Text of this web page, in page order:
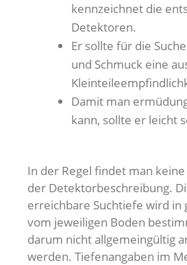
kennzeichnet die
Detektoren.
Er sollte für die
und Schmuck eine
Damit man
kann, sollte er leicht
In der Regel findet man
der Detektorbeschreibung.
erreichbare Suchtiefe wird in
vom jeweiligen Boden
darum nicht allgemeingültig
werden. Tiefenangaben im